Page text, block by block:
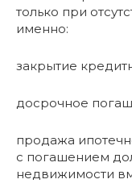
только при
именно:
закрытие
досрочное
продажа
с погашением
недвижимости